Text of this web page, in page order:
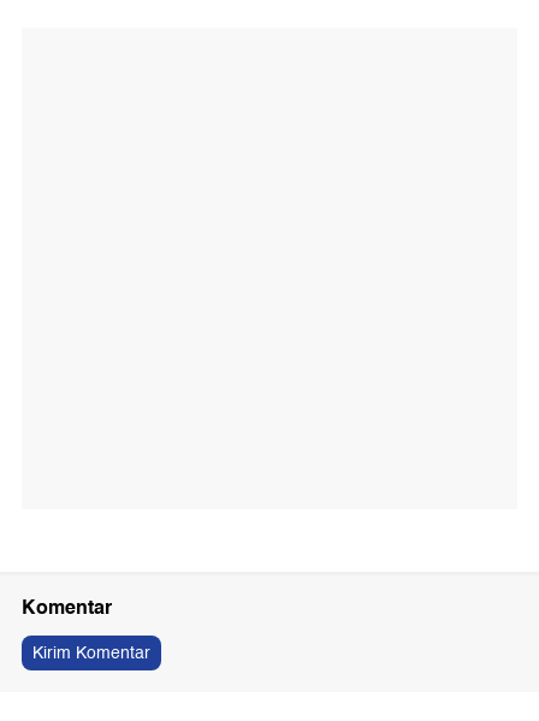
Komentar
Kirim Komentar